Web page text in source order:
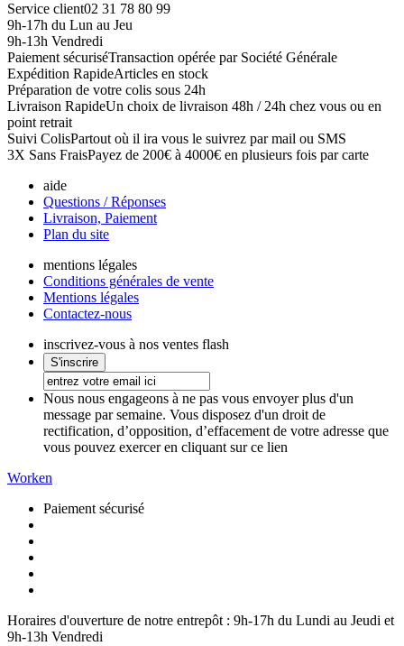
Service client02 31 78 80 99
9h-17h du Lun au Jeu
9h-13h Vendredi
Paiement sécuriséTransaction opérée par Société Générale
Expédition RapideArticles en stock
Préparation de votre colis sous 24h
Livraison RapideUn choix de livraison 48h / 24h chez vous ou en
point retrait
Suivi ColisPartout où il ira vous le suivrez par mail ou SMS
3X Sans FraisPayez de 200€ à 4000€ en plusieurs fois par carte
aide
Questions / Réponses
Livraison, Paiement
Plan du site
mentions légales
Conditions générales de vente
Mentions légales
Contactez-nous
inscrivez-vous à nos ventes flash
Nous nous engageons à ne pas vous envoyer plus d'un
message par semaine. Vous disposez d'un droit de
rectification, d’opposition, d’effacement de votre adresse que
vous pouvez exercer en cliquant sur ce lien
Worken
Paiement sécurisé
Horaires d'ouverture de notre entrepôt : 9h-17h du Lundi au Jeudi et
9h-13h Vendredi